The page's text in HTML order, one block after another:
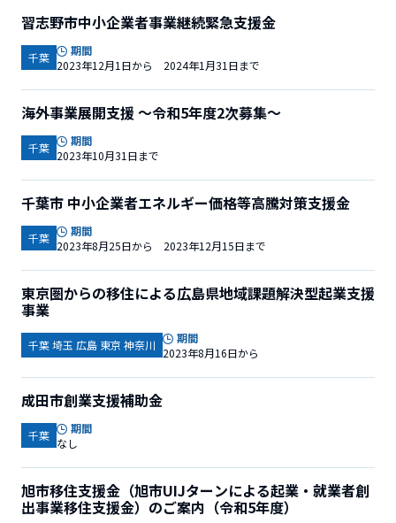
習志野市中小企業者事業継続緊急支援金
千葉
期間
2023年12月1日から 2024年1月31日まで
海外事業展開支援 ～令和5年度2次募集～
千葉
期間
2023年10月31日まで
千葉市 中小企業者エネルギー価格等高騰対策支援金
千葉
期間
2023年8月25日から 2023年12月15日まで
東京圏からの移住による広島県地域課題解決型起業支援
事業
千葉 埼玉 広島 東京 神奈川
期間
2023年8月16日から
成田市創業支援補助金
千葉
期間
なし
旭市移住支援金（旭市UIJターンによる起業・就業者創
出事業移住支援金）のご案内（令和5年度）